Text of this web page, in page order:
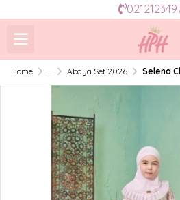
Home ... Abaya Set 2026 Selena